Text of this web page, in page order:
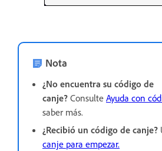
Nota
¿No encuentra su código de
canje? Consulte Ayuda con
saber más.
¿Recibió un código de canje?
canje para empezar.